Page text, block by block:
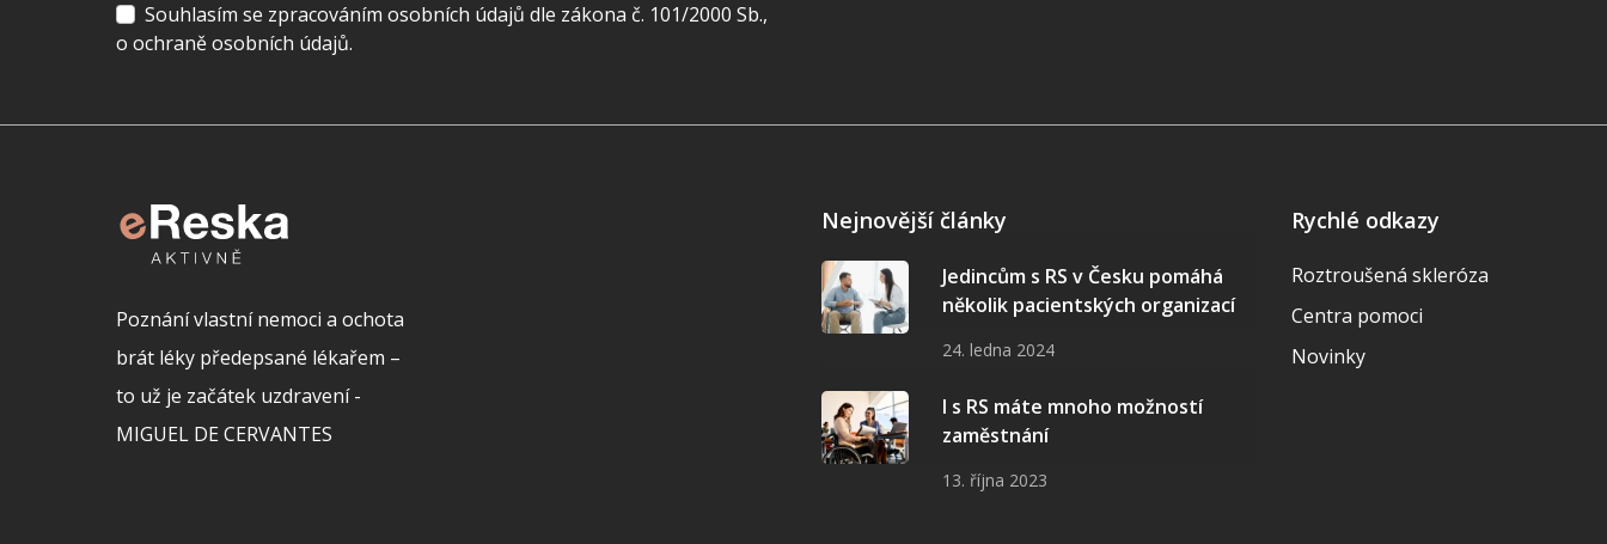
Souhlasím se zpracováním osobních údajů dle zákona č. 101/2000 Sb.,
o ochraně osobních údajů.
Poznání vlastní nemoci a ochota
brát léky předepsané lékařem –
to už je začátek uzdravení -
MIGUEL DE CERVANTES
Nejnovější články
Jedincům s RS v Česku pomáhá
několik pacientských organizací
24. ledna 2024
I s RS máte mnoho možností
zaměstnání
13. října 2023
Rychlé odkazy
Roztroušená skleróza
Centra pomoci
Novinky